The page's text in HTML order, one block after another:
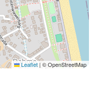
Leaflet | © OpenStreetMap